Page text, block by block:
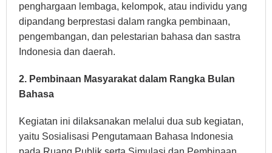
penghargaan lembaga, kelompok, atau individu yang
dipandang berprestasi dalam rangka pembinaan,
pengembangan, dan pelestarian bahasa dan sastra
Indonesia dan daerah.
2. Pembinaan Masyarakat dalam Rangka Bulan
Bahasa
Kegiatan ini dilaksanakan melalui dua sub kegiatan,
yaitu Sosialisasi Pengutamaan Bahasa Indonesia